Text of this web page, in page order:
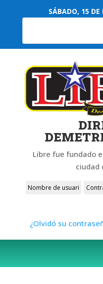
SÁBADO, 15
Libre fue fundado
ciudad
¿Olvidó su